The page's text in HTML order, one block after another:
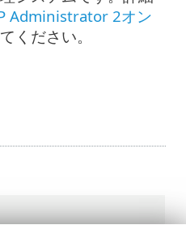
Administrator 2オン
ください。